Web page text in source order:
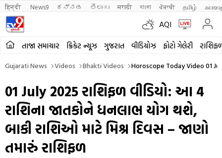
हिन्दी News9 ಕನ್ನಡ తెలుగు मराठी বাংলা ਪੰਜਾਬੀ தமிழ்
AQI
તાજા સમાચાર ક્રિકેટ ન્યૂઝ ગુજરાત વીડિયોઝ ફોટો ગેલેરી
Gujarati News Videos Bhakti Videos Horoscope Today Video 01
01 July 2025 રાશિફળ વીડિયો: આ 4
રાશિના જાતકોને ધનલાભ યોગ થશે,
બાકી રાશિઓ માટે મિશ્ર દિવસ – જાણો
તમારું રાશિફળ